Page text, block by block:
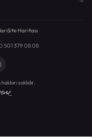
Site Haritası
501 379 08 08
saklıdır.